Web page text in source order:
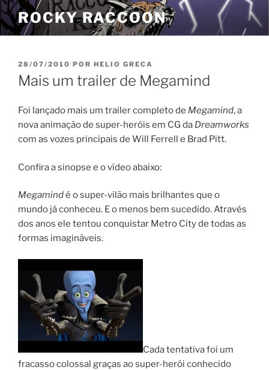
Pular
para
o
ROCKY RACCOON
PUBLICADO
EM
28/07/2010 POR HELIO GRECA
Mais um trailer de Megamind
Foi lançado mais um trailer completo de Megamind, a
nova animação de super-heróis em CG da Dreamworks
com as vozes principais de Will Ferrell e Brad Pitt.
Confira a sinopse e o vídeo abaixo:
Megamindé o super-vilão mais brilhantes que o
mundo já conheceu. E o menos bem sucedido. Através
dos anos ele tentou conquistar Metro City de todas as
formas imagináveis.
Cada tentativa foi um
fracasso colossal graças ao super-herói conhecido